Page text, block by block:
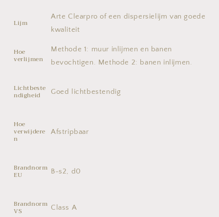
Lijm
Arte Clearpro of een dispersielijm van goede
kwaliteit
Hoe
verlijmen
Methode 1: muur inlijmen en banen
bevochtigen. Methode 2: banen inlijmen.
Lichtbeste
ndigheid Goed lichtbestendig
Hoe
verwijdere
n
Afstripbaar
Brandnorm
EU B-s2, d0
Brandnorm
VS Class A